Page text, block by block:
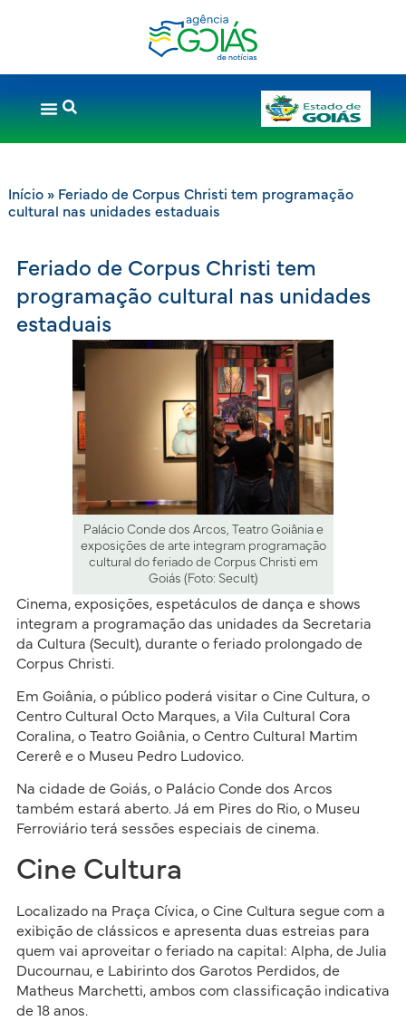
Início» Feriado de Corpus Christi tem programação
cultural nas unidades estaduais
Feriado de Corpus Christi tem
programação cultural nas unidades
estaduais
Palácio Conde dos Arcos, Teatro Goiânia e
exposições de arte integram programação
cultural do feriado de Corpus Christi em
Goiás (Foto: Secult)
Cinema, exposições, espetáculos de dança e shows
integram a programação das unidades da Secretaria
da Cultura (Secult), durante o feriado prolongado de
Corpus Christi.
Em Goiânia, o público poderá visitar o Cine Cultura, o
Centro Cultural Octo Marques, a Vila Cultural Cora
Coralina, o Teatro Goiânia, o Centro Cultural Martim
Cererê e o Museu Pedro Ludovico.
Na cidade de Goiás, o Palácio Conde dos Arcos
também estará aberto. Já em Pires do Rio, o Museu
Ferroviário terá sessões especiais de cinema.
Cine Cultura
Localizado na Praça Cívica, o Cine Cultura segue com a
exibição de clássicos e apresenta duas estreias para
quem vai aproveitar o feriado na capital: Alpha, de Julia
Ducournau, e Labirinto dos Garotos Perdidos, de
Matheus Marchetti, ambos com classificação indicativa
de 18 anos.